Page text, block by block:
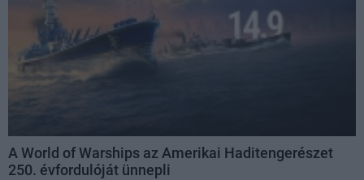
A World of Warships az Amerikai Haditengerészet
250. évfordulóját ünnepli